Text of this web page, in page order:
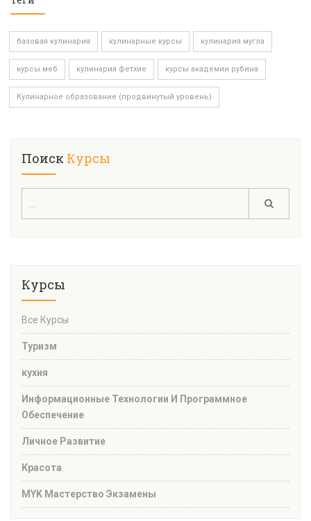
базовая кулинария кулинарные курсы кулинария мугла
курсы меб кулинария фетхие курсы академии рубина
Кулинарное образование (продвинутый уровень)
Поиск Курсы
Курсы
Все Курсы
Туризм
кухня
Информационные Технологии И Программное
Обеспечение
Личное Развитие
Красота
MYK Мастерство Экзамены